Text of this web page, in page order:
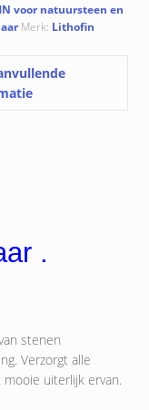
voor natuursteen en
Merk: Lithofin
.
stenen
Verzorgt alle
uiterlijk ervan.